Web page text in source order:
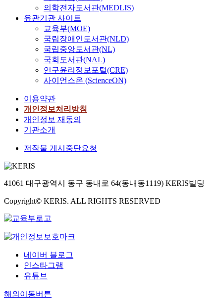
의학전자도서관(MEDLIS)
유관기관 사이트
교육부(MOE)
국립장애인도서관(NLD)
국립중앙도서관(NL)
국회도서관(NAL)
연구윤리정보포털(CRE)
사이언스온 (ScienceON)
이용약관
개인정보처리방침
개인정보 재동의
기관소개
저작물 게시중단요청
41061 대구광역시 동구 동내로 64(동내동1119) KERIS빌딩
Copyright© KERIS. ALL RIGHTS RESERVED
네이버 블로그
인스타그램
유튜브
해외이동버튼